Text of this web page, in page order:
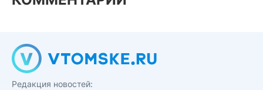
Редакция новостей: